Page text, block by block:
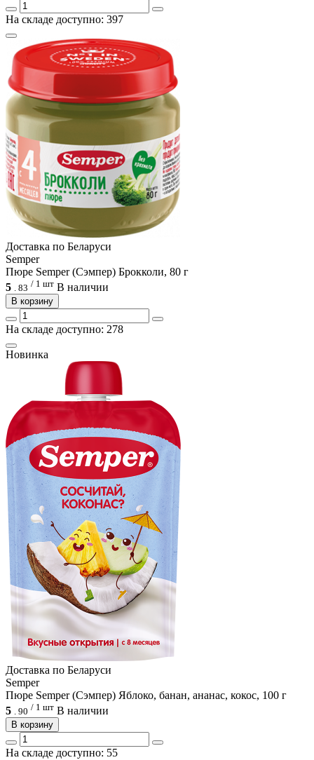
На складе доступно: 397
Доcтавка по Беларуси
Semper
Пюре Semper (Сэмпер) Брокколи, 80 г
5 . 83 / 1 шт В наличии
В корзину
На складе доступно: 278
Новинка
Доcтавка по Беларуси
Semper
Пюре Semper (Сэмпер) Яблоко, банан, ананас, кокос, 100 г
5 . 90 / 1 шт В наличии
В корзину
На складе доступно: 55